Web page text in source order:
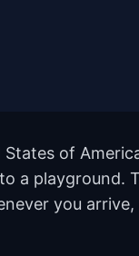
of
a playground.
you